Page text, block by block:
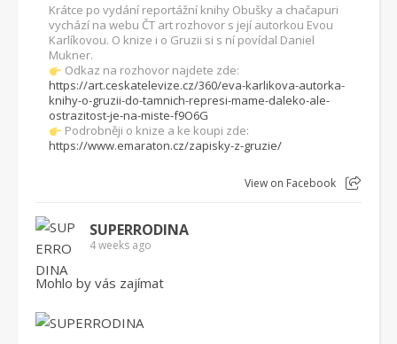
Krátce po vydání reportážní knihy Obušky a chačapuri
vychází na webu ČT art rozhovor s její autorkou Evou
Karlíkovou. O knize i o Gruzii si s ní povídal Daniel
Mukner.
Odkaz na rozhovor najdete zde:
https://art.ceskatelevize.cz/360/eva-karlikova-autorka-
knihy-o-gruzii-do-tamnich-represi-mame-daleko-ale-
ostrazitost-je-na-miste-f9O6G
Podrobněji o knize a ke koupi zde:
https://www.emaraton.cz/zapisky-z-gruzie/
View on Facebook
SUPERRODINA
4 weeks ago
Mohlo by vás zajímat